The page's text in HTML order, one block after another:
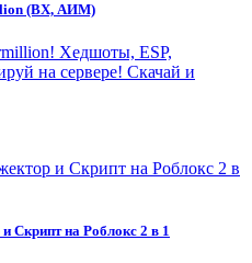
(ВХ, АИМ)
Хедшоты, ESP,
на сервере! Скачай и
Скрипт на Роблокс 2 в 1